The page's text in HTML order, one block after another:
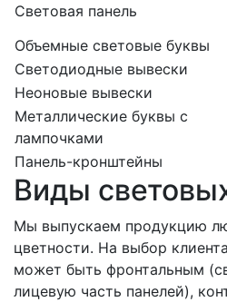
Световая панель
Объемные световые буквы
Светодиодные вывески
Неоновые вывески
Металлические буквы с
лампочками
Панель-кронштейны
Виды
Мы выпускаем продукцию
цветности. На выбор
может быть фронтальным
лицевую часть панелей),